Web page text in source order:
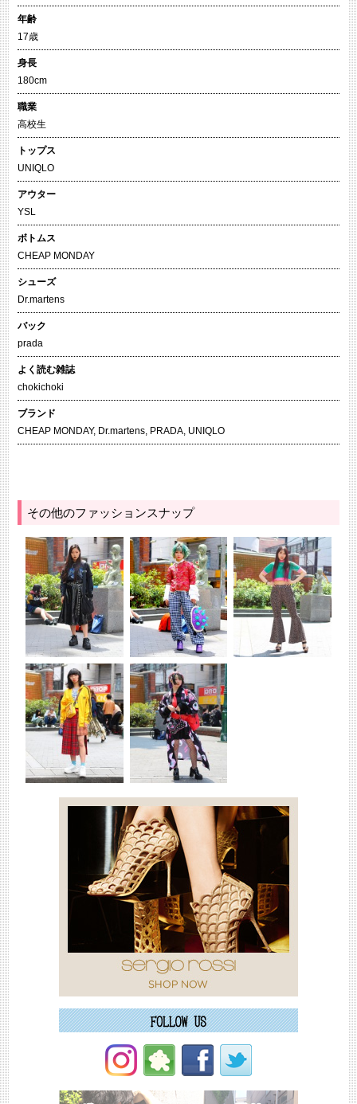
年齢
17歳
身長
180cm
職業
高校生
トップス
UNIQLO
アウター
YSL
ボトムス
CHEAP MONDAY
シューズ
Dr.martens
バック
prada
よく読む雑誌
chokichoki
ブランド
CHEAP MONDAY, Dr.martens, PRADA, UNIQLO
その他のファッションスナップ